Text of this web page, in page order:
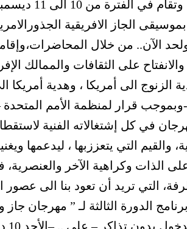
الجاز الافريقية
الآن.. من خلال
والانفتاح على الثقافات والممالك
الزنوج الى أمريكا ، وهدية
في كل إشتغالاته الفنية
والقيم التي يتعززبها ، ليدعمها
على الذات وكراهية الآخر
التي تريد أن تعود بنا الى عصور
الدورة الثالثة لـ ” مهرجان